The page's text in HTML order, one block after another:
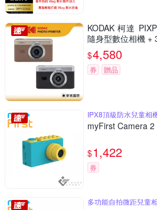
KODAK 柯達
隨身型數位相機 +
$4,580
券 贈品
IPX8頂級防水兒童相
myFirst Camera
$1,422
券
多功能自拍微距兒童